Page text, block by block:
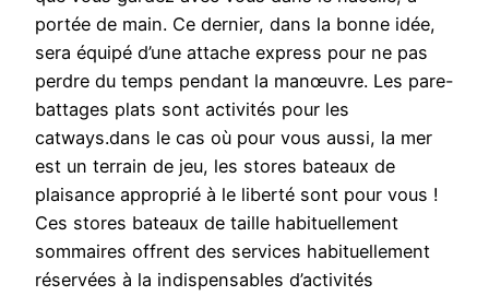
portée de main. Ce dernier, dans la bonne idée,
sera équipé d’une attache express pour ne pas
perdre du temps pendant la manœuvre. Les pare-
battages plats sont activités pour les
catways.dans le cas où pour vous aussi, la mer
est un terrain de jeu, les stores bateaux de
plaisance approprié à le liberté sont pour vous !
Ces stores bateaux de taille habituellement
sommaires offrent des services habituellement
réservées à la indispensables d’activités